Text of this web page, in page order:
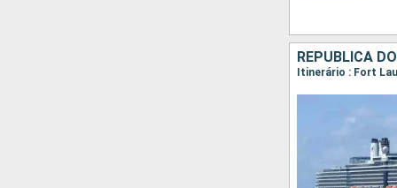
REPUBLICA
Itinerário : Fort